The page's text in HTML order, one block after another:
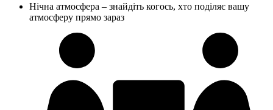
Нічна атмосфера – знайдіть когось, хто поділяє вашу
атмосферу прямо зараз